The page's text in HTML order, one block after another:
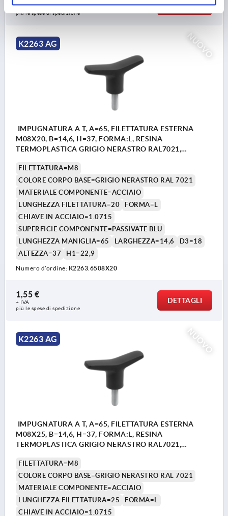
+ IVA
più le spese di spedizione
DETTAGLI
NUOVO
K2263 AG
IMPUGNATURA A T, A=65, FILETTATURA ESTERNA
M08X20, B=14,6, H=37, FORMA:L, RESINA
TERMOPLASTICA GRIGIO NERASTRO RAL7021,
FILETTATURA=M8
COLORE CORPO BASE=GRIGIO NERASTRO RAL 7021
MATERIALE COMPONENTE=ACCIAIO
LUNGHEZZA FILETTATURA=20
FORMA=L
CHIAVE IN ACCIAIO=1.0715
SUPERFICIE COMPONENTE=PASSIVATE BLU
LUNGHEZZA MANIGLIA=65
LARGHEZZA=14,6
D3=18
ALTEZZA=37
H1=22,9
Numero d’ordine: K2263.6508X20
1,55 €
+ IVA
più le spese di spedizione
DETTAGLI
NUOVO
K2263 AG
IMPUGNATURA A T, A=65, FILETTATURA ESTERNA
M08X25, B=14,6, H=37, FORMA:L, RESINA
TERMOPLASTICA GRIGIO NERASTRO RAL7021,
FILETTATURA=M8
COLORE CORPO BASE=GRIGIO NERASTRO RAL 7021
MATERIALE COMPONENTE=ACCIAIO
LUNGHEZZA FILETTATURA=25
FORMA=L
CHIAVE IN ACCIAIO=1.0715